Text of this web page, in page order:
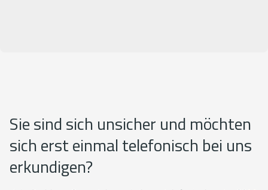
Sie sind sich unsicher und möchten
sich erst einmal telefonisch bei uns
erkundigen?